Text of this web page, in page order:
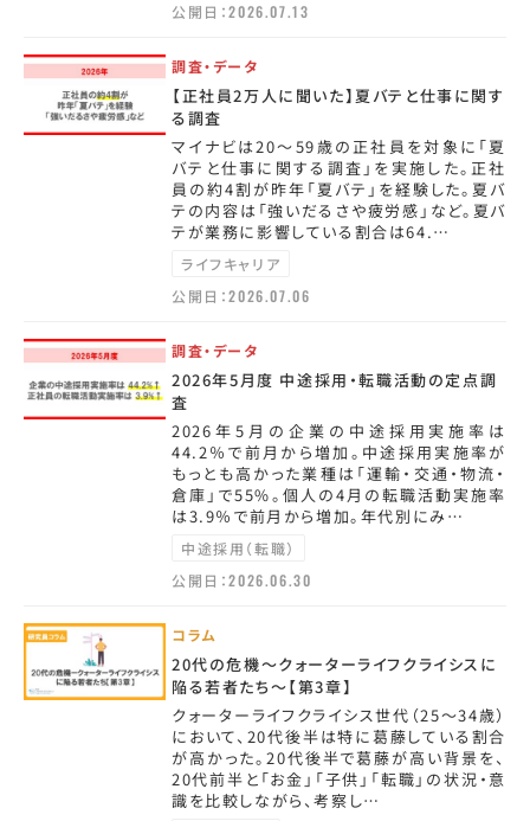
公開日：2026.07.13
調査・データ
【正社員2万人に聞いた】夏バテと仕事に関す
る調査
マイナビは20～59歳の正社員を対象に「夏
バテと仕事に関する調査」を実施した。正社
員の約4割が昨年「夏バテ」を経験した。夏バ
テの内容は「強いだるさや疲労感」など。夏バ
テが業務に影響している割合は64.…
ライフキャリア
公開日：2026.07.06
調査・データ
2026年5月度 中途採用・転職活動の定点調
査
2026年5月の企業の中途採用実施率は
44.2％で前月から増加。中途採用実施率が
もっとも高かった業種は「運輸・交通・物流・
倉庫」で55%。個人の4月の転職活動実施率
は3.9％で前月から増加。年代別にみ…
中途採用（転職）
公開日：2026.06.30
コラム
20代の危機～クォーターライフクライシスに
陥る若者たち～【第3章】
クォーターライフクライシス世代（25～34歳）
において、20代後半は特に葛藤している割合
が高かった。20代後半で葛藤が高い背景を、
20代前半と「お金」「子供」「転職」の状況・意
識を比較しながら、考察し…